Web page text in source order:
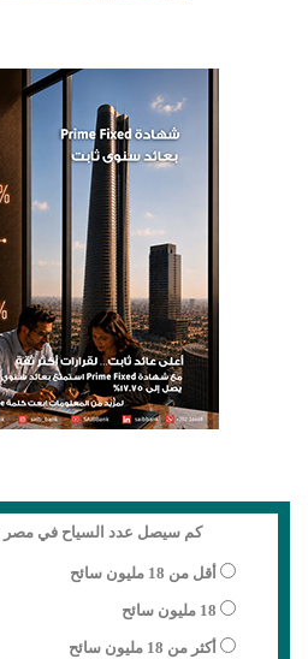
كم سيصل عدد السياح في مصر
أقل من 18 مليون سائح
18 مليون سائح
أكثر من 18 مليون سائح